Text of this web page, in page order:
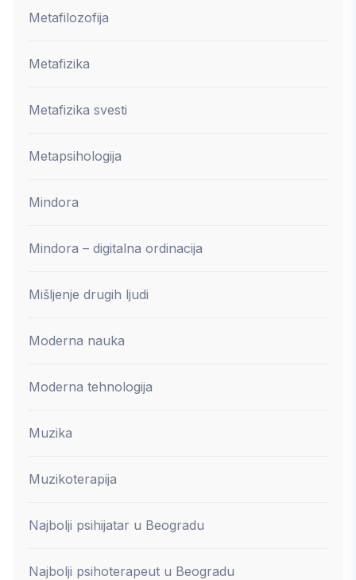
Metafilozofija
Metafizika
Metafizika svesti
Metapsihologija
Mindora
Mindora – digitalna ordinacija
Mišljenje drugih ljudi
Moderna nauka
Moderna tehnologija
Muzika
Muzikoterapija
Najbolji psihijatar u Beogradu
Najbolji psihoterapeut u Beogradu